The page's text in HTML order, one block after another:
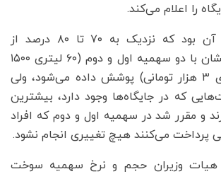
را اعلام می‌کند.
برآوردها حاکی از آن بود که نزدیک به ۷۰ تا ۸۰ درصد از
شهروندان نیازهایشان با دو سهمیه اول و دوم (۶۰ لیتری ۱۵۰۰
تومانی و ۱۰۰ لیتری ۳ هزار تومانی) پوشش داده می‌شود، ولی
که در جایگاه‌ها وجود دارد، بیشترین
و مقرر شد در سهمیه اول و دوم که افراد
پرداخت می‌کنند هیچ تغییری انجام نشود.
هیات وزیران حجم و نرخ سهمیه سوخت